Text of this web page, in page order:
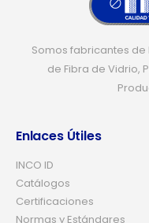
Somos fabricantes de
de Fibra de Vidrio,
Enlaces Útiles
INCO ID
Catálogos
Certificaciones
Normas y Estándares